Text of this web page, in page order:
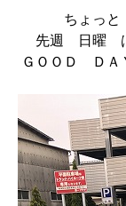
ちょっ
先週 日曜
ＧＯＯＤ Ｄ